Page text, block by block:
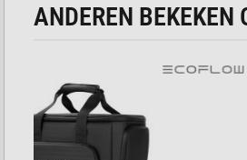
ANDEREN BEKEKEN